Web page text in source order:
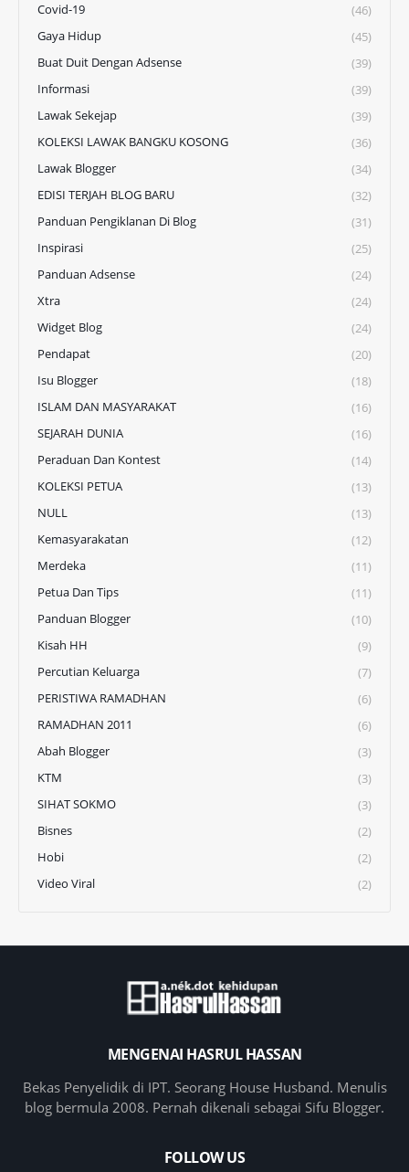
Covid-19
(46)
Gaya Hidup
(45)
Buat Duit Dengan Adsense
(39)
Informasi
(39)
Lawak Sekejap
(39)
KOLEKSI LAWAK BANGKU KOSONG
(36)
Lawak Blogger
(34)
EDISI TERJAH BLOG BARU
(32)
Panduan Pengiklanan Di Blog
(31)
Inspirasi
(25)
Panduan Adsense
(24)
Xtra
(24)
Widget Blog
(24)
Pendapat
(20)
Isu Blogger
(18)
ISLAM DAN MASYARAKAT
(16)
SEJARAH DUNIA
(16)
Peraduan Dan Kontest
(14)
KOLEKSI PETUA
(13)
NULL
(13)
Kemasyarakatan
(12)
Merdeka
(11)
Petua Dan Tips
(11)
Panduan Blogger
(10)
Kisah HH
(9)
Percutian Keluarga
(7)
PERISTIWA RAMADHAN
(6)
RAMADHAN 2011
(6)
Abah Blogger
(3)
KTM
(3)
SIHAT SOKMO
(3)
Bisnes
(2)
Hobi
(2)
Video Viral
(2)
MENGENAI HASRUL HASSAN
Bekas Penyelidik di IPT. Seorang House Husband. Menulis
blog bermula 2008. Pernah dikenali sebagai Sifu Blogger.
FOLLOW US